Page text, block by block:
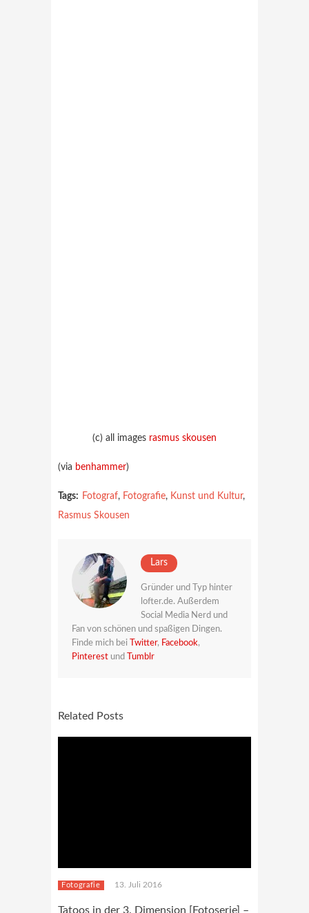
(c) all images rasmus skousen
(via benhammer)
Tags: Fotograf, Fotografie, Kunst und Kultur,
Rasmus Skousen
Lars
Gründer und Typ hinter
lofter.de. Außerdem
Social Media Nerd und
Fan von schönen und spaßigen Dingen.
Finde mich bei
Twitter, Facebook,
Pinterest und Tumblr
Related Posts
Fotografie 13. Juli 2016
Tatoos in der 3. Dimension [Fotoserie] –